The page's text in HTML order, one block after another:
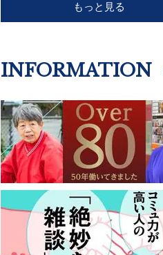
もっと見る
INFORMATION